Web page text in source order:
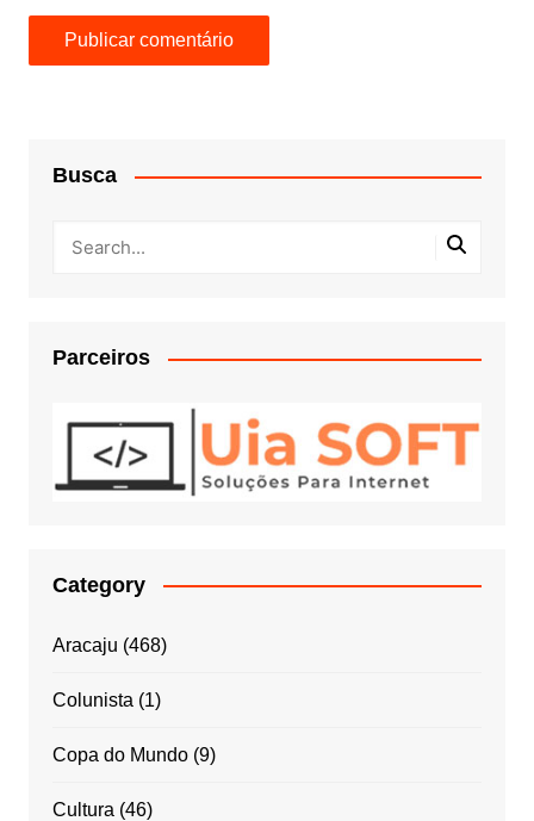
Busca
Parceiros
Category
Aracaju (468)
Colunista (1)
Copa do Mundo(9)
Cultura (46)